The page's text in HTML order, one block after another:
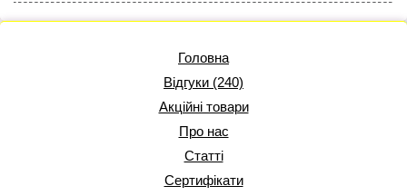
Головна
Відгуки (240)
Акційні товари
Про нас
Статті
Сертифікати